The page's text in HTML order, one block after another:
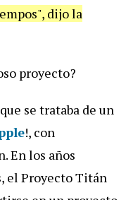
dijo la
proyecto?
se trataba de un
!, con
En los años
el Proyecto Titán